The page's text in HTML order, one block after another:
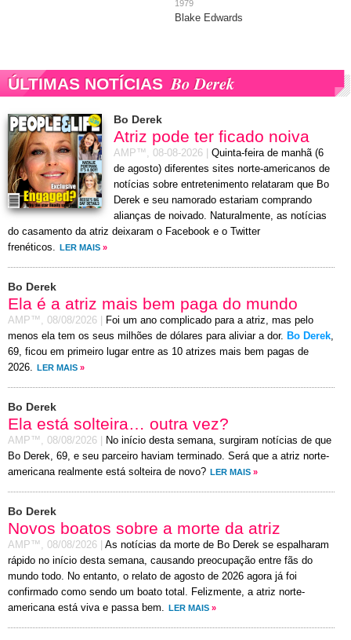
1979
Blake Edwards
ÚLTIMAS NOTÍCIAS Bo Derek
Bo Derek
Atriz pode ter ficado noiva
AMP™, 08-08-2026
Quinta-feira de manhã (6
de agosto) diferentes sites norte-americanos de
notícias sobre entretenimento relataram que Bo
Derek e seu namorado estariam comprando
alianças de noivado. Naturalmente, as notícias
do casamento da atriz deixaram o Facebook e o Twitter
frenéticos.
LER MAIS »
Bo Derek
Ela é a atriz mais bem paga do mundo
AMP™, 08/08/2026
Foi um ano complicado para a atriz, mas pelo
menos ela tem os seus milhões de dólares para aliviar a dor. Bo Derek,
69, ficou em primeiro lugar entre as 10 atrizes mais bem pagas de
2026.
LER MAIS »
Bo Derek
Ela está solteira… outra vez?
AMP™, 08/08/2026
No início desta semana, surgiram notícias de que
Bo Derek, 69, e seu parceiro haviam terminado. Será que a atriz norte-
americana realmente está solteira de novo? LER MAIS »
Bo Derek
Novos boatos sobre a morte da atriz
AMP™, 08/08/2026
As notícias da morte de Bo Derek se espalharam
rápido no início desta semana, causando preocupação entre fãs do
mundo todo. No entanto, o relato de agosto de 2026 agora já foi
confirmado como sendo um boato total. Felizmente, a atriz norte-
americana está viva e passa bem.
LER MAIS »